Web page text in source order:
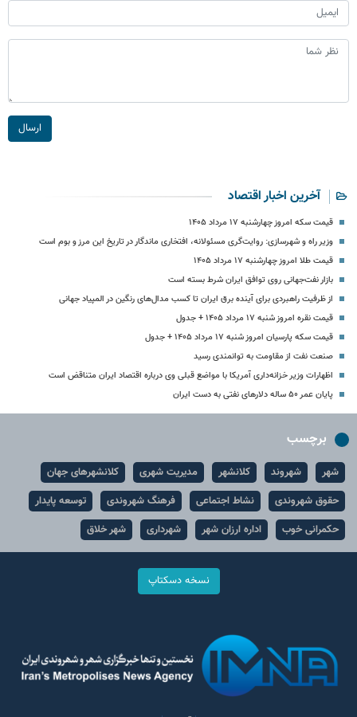
ارسال
آخرین اخبار اقتصاد
قیمت سکه امروز چهارشنبه ۱۷ مرداد ۱۴۰۵
وزیر راه و شهرسازی: روایت‌گری مسئولانه، افتخاری ماندگار در تاریخ این مرز و بوم است
قیمت طلا امروز چهارشنبه ۱۷ مرداد ۱۴۰۵
بازار نفت‌جهانی روی توافق ایران شرط بسته است
از ظرفیت راهبردی برای آینده برق ایران تا کسب مدال‌های رنگین در المپیاد جهانی
قیمت نقره امروز شنبه ۱۷ مرداد ۱۴۰۵ + جدول
قیمت سکه پارسیان امروز شنبه ۱۷ مرداد ۱۴۰۵ + جدول
صنعت نفت از مقاومت به توانمندی رسید
اظهارات وزیر خزانه‌داری آمریکا با مواضع قبلی وی درباره اقتصاد ایران متناقض است
پایان عمر ۵۰ ساله دلارهای نفتی به دست ایران
برچسب
شهر شهروند کلانشهر مدیریت شهری
کلانشهرهای جهان
حقوق شهروندی
نشاط اجتماعی فرهنگ شهروندی
توسعه پایدار
حکمرانی خوب
اداره ارزان شهر شهرداری شهر خلاق
نسخه دسکتاپ